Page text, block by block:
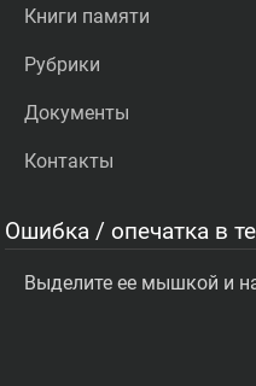
Книги памяти
Рубрики
Документы
Контакты
Ошибка / опечатка в
Выделите ее мышкой и